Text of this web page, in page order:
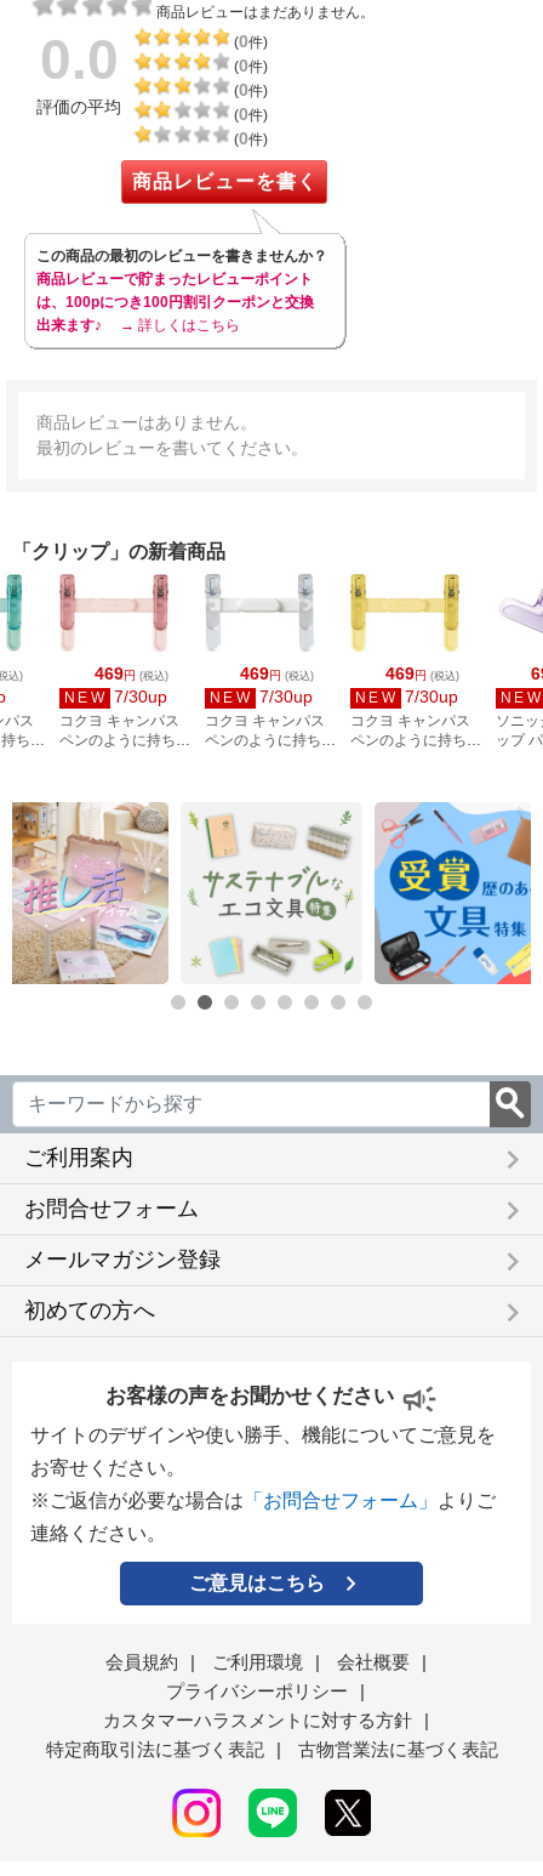
商品レビューはまだありません。
0.0
評価の平均
(0件)
(0件)
(0件)
(0件)
(0件)
商品レビューを書く
この商品の最初のレビューを書きませんか？
商品レビューで貯まったレビューポイント
は、100pにつき100円割引クーポンと交換
出来ます♪
→ 詳しくはこちら
商品レビューはありません。
最初のレビューを書いてください。
「クリップ」の新着商品
469円 (税込)
NEW 7/30up
コクヨ キャンパス
ペンのように持ち運
469円 (税込)
NEW 7/30up
コクヨ キャンパス
ペンのように持ち運
469円 (税込)
NEW 7/30up
コクヨ キャンパス
ペンのように持ち運
NEW
ソニ
ップ
込)
パス
ち運
ご利用案内 keyboard_arrow_right
お問合せフォーム keyboard_arrow_right
メールマガジン登録 keyboard_arrow_right
初めての方へ keyboard_arrow_right
お客様の声をお聞かせください
サイトのデザインや使い勝手、機能についてご意見を
お寄せください。
※ご返信が必要な場合は 「お問合せフォーム」
よりご
連絡ください。
ご意見はこちら
会員規約 | ご利用環境 | 会社概要
|
プライバシーポリシー
|
カスタマーハラスメントに対する方針
|
特定商取引法に基づく表記
| 古物営業法に基づく表記